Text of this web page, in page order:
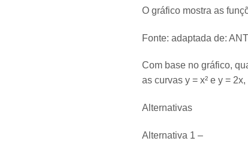
O gráfico mostra as
Fonte: adaptada de:
Com base no gráfico,
as curvas y = x² e y =
Alternativas
Alternativa 1 –